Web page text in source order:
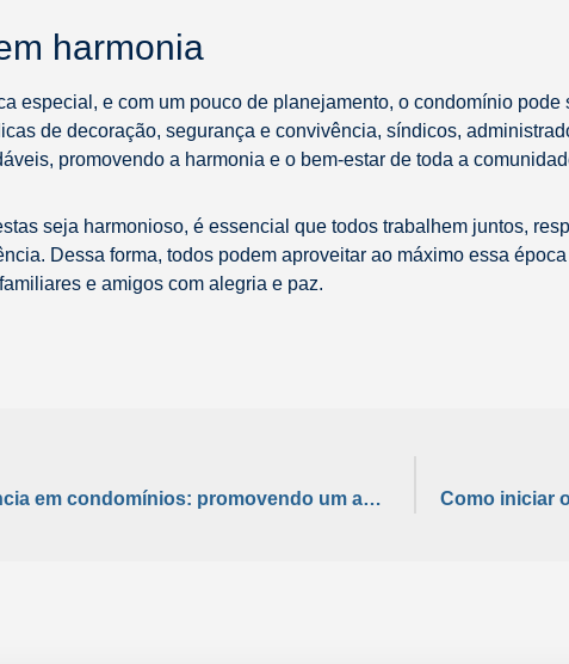
harmonia
especial, e com um pouco de planejamento, o condomínio
de decoração, segurança e convivência, síndicos,
promovendo a harmonia e o bem-estar de toda a
seja harmonioso, é essencial que todos trabalhem juntos,
Dessa forma, todos podem aproveitar ao máximo essa
e amigos com alegria e paz.
Psicologia da convivência em condomínios: promovendo um ambiente saudável e harmonioso